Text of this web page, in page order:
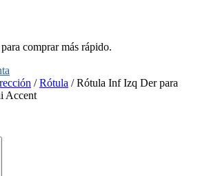
comprar más rápido.
/Rótula /Rótula Inf Izq Der para
Accent